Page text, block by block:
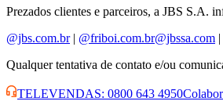
Prezados clientes e parceiros, a JBS S.A.
@jbs.com.br| @friboi.com.br@jbssa.com |
Qualquer tentativa de contato e/ou
TELEVENDAS: 0800 643 4950